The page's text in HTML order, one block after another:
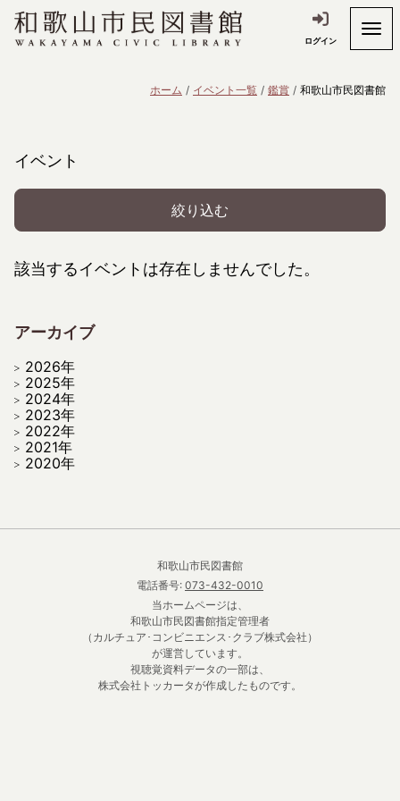
ログイン
ホーム イベント一覧 鑑賞 和歌山市民図書館
イベント
絞り込む
該当するイベントは存在しませんでした。
アーカイブ
2026年
2025年
2024年
2023年
2022年
2021年
2020年
和歌山市民図書館
電話番号: 073-432-0010
当ホームページは、
和歌山市民図書館指定管理者
（カルチュア･コンビニエンス･クラブ株式会社）
が運営しています。
視聴覚資料データの一部は、
株式会社トッカータが作成したものです。